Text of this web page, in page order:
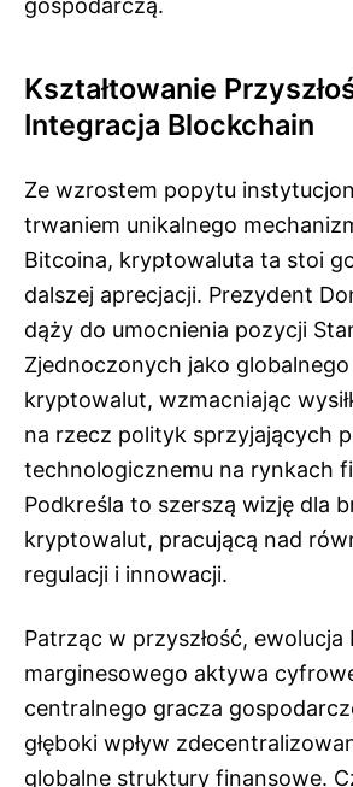
gospodarczą.
Kształtowanie
Integracja Blockchain
Ze wzrostem popytu
trwaniem unikalnego
Bitcoina, kryptowaluta ta stoi
dalszej aprecjacji. Prezydent
dąży do umocnienia pozycji
Zjednoczonych jako
kryptowalut, wzmacniając
na rzecz polityk sprzyjających
technologicznemu na rynkach
Podkreśla to szerszą wizję dla
kryptowalut, pracującą nad
regulacji i innowacji.
Patrząc w przyszłość, ewolucja
marginesowego aktywa
centralnego gracza
głęboki wpływ
globalne struktury finansowe.